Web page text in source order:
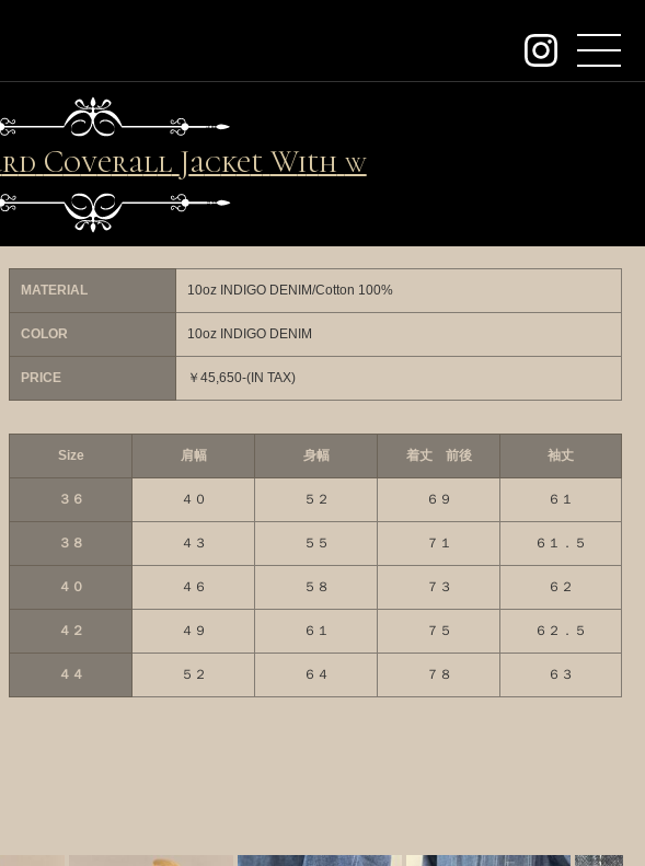
archive
SEARCH
Jacket With WW
MATERIAL 10oz INDIGO DENIM/Cotton 100%
COLOR 10oz INDIGO DENIM
PRICE ￥45,650-(IN TAX)
Size 肩幅 身幅 着丈 前後 袖丈
３６ ４０ ５２ ６９ ６１
３８ ４３ ５５ ７１ ６１．５
４０ ４６ ５８ ７３ ６２
４２ ４９ ６１ ７５ ６２．５
４４ ５２ ６４ ７８ ６３